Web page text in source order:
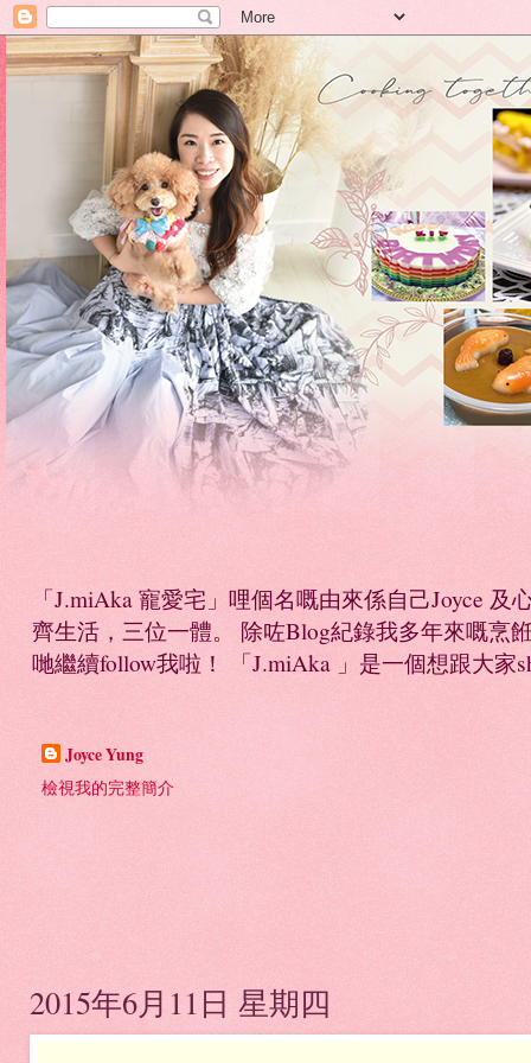
「J.miAka 寵愛宅」哩個名嘅由來係自己Joyce
齊生活，三位一體。 除咗Blog紀錄我多年來嘅烹
哋繼續follow我啦！ 「J.miAka 」是一個想跟大家
Joyce Yung
檢視我的完整簡介
2015年6月11日 星期四